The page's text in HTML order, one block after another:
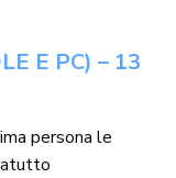
E PC) – 13
persona le